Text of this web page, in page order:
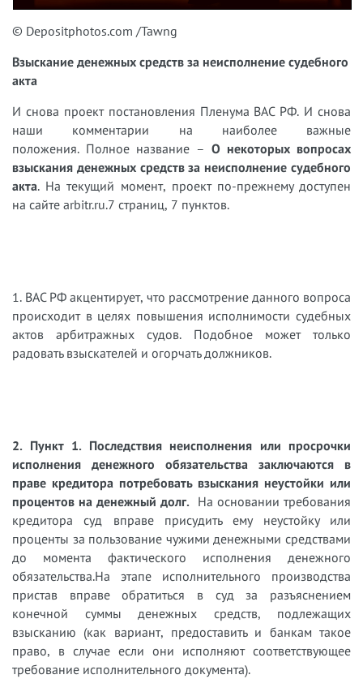
© Depositphotos.com /Tawng
Взыскание денежных средств за неисполнение судебного
акта
И снова проект постановления Пленума ВАС РФ. И снова
наши комментарии на наиболее важные
положения. Полное название – О некоторых вопросах
взыскания денежных средств за неисполнение судебного
акта. На текущий момент, проект по-прежнему доступен
на сайте arbitr.ru.7 страниц, 7 пунктов.
1. ВАС РФ акцентирует, что рассмотрение данного вопроса
происходит в целях повышения исполнимости судебных
актов арбитражных судов. Подобное может только
радовать взыскателей и огорчать должников.
2. Пункт 1. Последствия неисполнения или просрочки
исполнения денежного обязательства заключаются в
праве кредитора потребовать взыскания неустойки или
процентов на денежный долг. На основании требования
кредитора суд вправе присудить ему неустойку или
проценты за пользование чужими денежными средствами
до момента фактического исполнения денежного
обязательства.На этапе исполнительного производства
пристав вправе обратиться в суд за разъяснением
конечной суммы денежных средств, подлежащих
взысканию (как вариант, предоставить и банкам такое
право, в случае если они исполняют соответствующее
требование исполнительного документа).